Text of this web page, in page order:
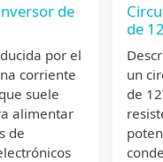
de
por el
corriente
suele
alimentar
de
de
un
de